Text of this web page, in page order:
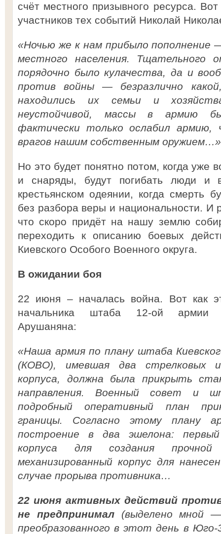
счёт местного призывного ресурса.
участников тех событий Николай
«Ночью же к нам прибыло пополнение
местного населения. Тщательного
порядочно было кулачества, да и
против войны — безразлично
находились их семьи и
неустойчивой, массы в армию
фактически только ослабил армию,
врагов нашим собственным
Но это будет понятно потом, когда уже
и снаряды, будут погибать люди и
крестьянском одеянии, когда смерть
без разбора веры и национальности. И
что скоро придёт на нашу землю
переходить к описанию боевых
Киевского Особого Военного округа.
В ожидании боя
22 июня – началась война. Вот как
начальника штаба 12-ой армии
Арушаняна:
«Наша армия по плану штаба
(КОВО), имевшая два стрелковых и
корпуса, должна была прикрыть
направления. Военный совет и
подробный оперативный план
границы. Согласно этому плану
построение в два эшелона:
корпуса для создания
механизированный корпус для
случае прорыва противника…
22 июня активных действий
не предпринимал (выделено мной
преобразованного в этот день в